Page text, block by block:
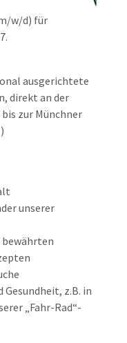
w/d) für
ausgerichtete
direkt an der
zur Münchner
unserer
z.B. in
„Fahr-Rad“-